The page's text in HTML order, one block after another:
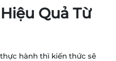
Quả Từ
hành thì kiến thức sẽ